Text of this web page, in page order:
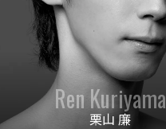
Ren Kuriyama
栗山 廉